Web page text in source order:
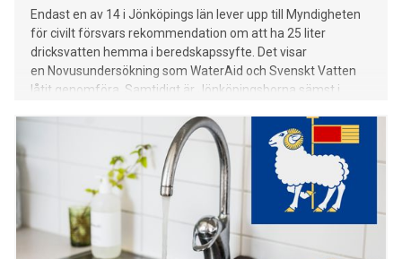
Endast en av 14 i Jönköpings län lever upp till Myndigheten
för civilt försvars rekommendation om att ha 25 liter
dricksvatten hemma i beredskapssyfte. Det visar
en Novusundersökning som WaterAid och Svenskt Vatten
låtit genomföra. Samtidigt är Jönköpingsborna sämst i
duschar, diskar eller borstar tänderna.